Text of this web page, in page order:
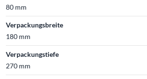
80 mm
Verpackungsbreite
180 mm
Verpackungstiefe
270 mm